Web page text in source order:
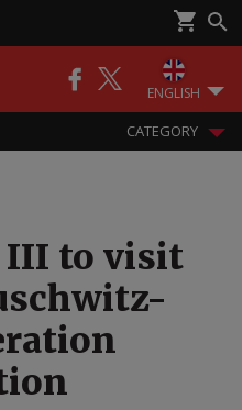
ENGLISH
CATEGORY
III to visit